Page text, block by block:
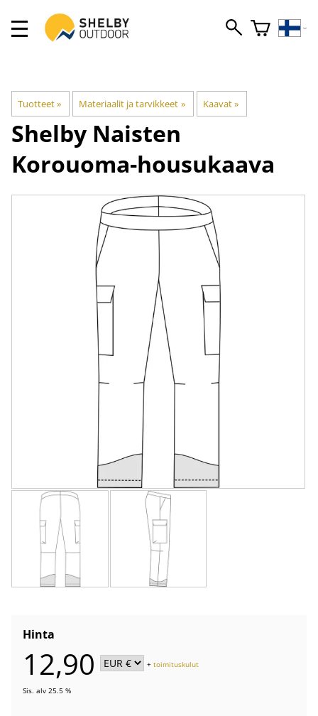
Tuotteet‪» Materiaalit ja tarvikkeet ‪» Kaavat‪»
Shelby Naisten
Korouoma-housukaava
Hinta
12,90 +toimituskulut
Sis. alv 25.5 %